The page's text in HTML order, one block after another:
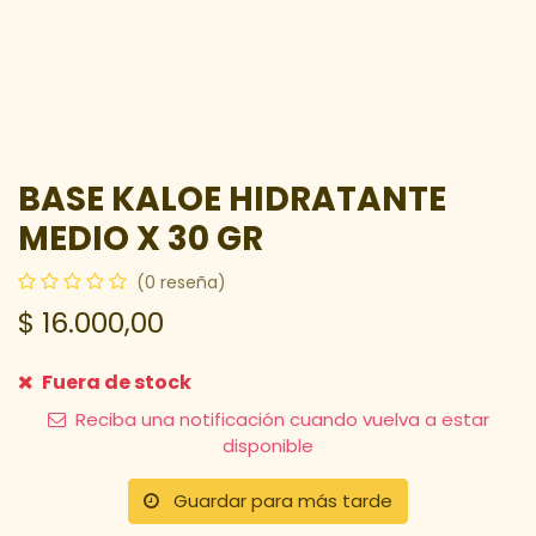
BASE KALOE HIDRATANTE
MEDIO X 30 GR
(0 reseña)
$ 16.000,00
Fuera de stock
Reciba una notificación cuando vuelva a estar
disponible
Guardar para más tarde